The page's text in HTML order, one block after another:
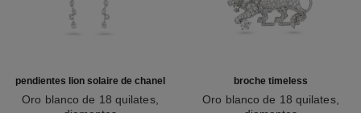
pendientes lion solaire de chanel
Oro blanco de 18 quilates,
broche timeless
Oro blanco de 18 quilates,